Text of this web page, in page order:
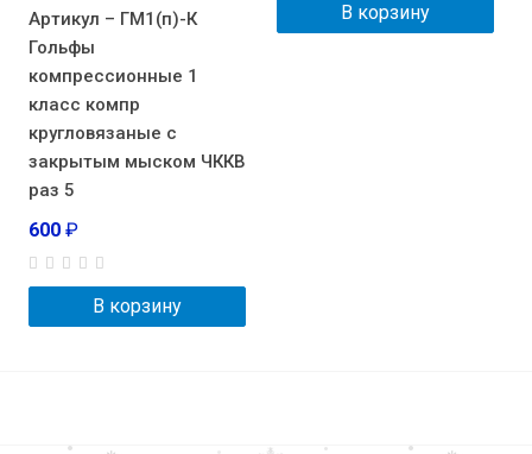
Артикул – ГМ1(п)-К
Гольфы
компрессионные 1
класс компр
кругловязаные с
закрытым мыском ЧККВ
раз 5
600 ₽
В корзину
В корзину